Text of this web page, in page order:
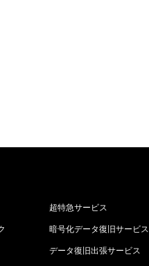
超特急サービス
暗号化データ復旧サービス
データ復旧出張サービス